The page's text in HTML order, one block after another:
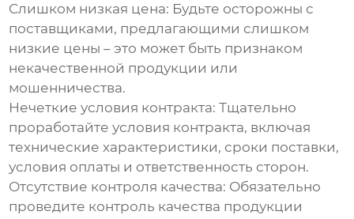
Слишком низкая цена: Будьте осторожны с
поставщиками, предлагающими слишком
низкие цены – это может быть признаком
некачественной продукции или
мошенничества.
Нечеткие условия контракта: Тщательно
проработайте условия контракта, включая
технические характеристики, сроки поставки,
условия оплаты и ответственность сторон.
Отсутствие контроля качества: Обязательно
проведите контроль качества продукции